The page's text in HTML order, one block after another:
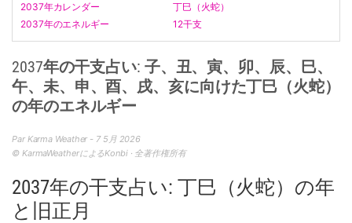
2037年カレンダー
丁巳（火蛇）
2037年のエネルギー
12干支
2037年の干支占い: 子、丑、寅、卯、辰、巳、
午、未、申、酉、戌、亥に向けた丁巳（火蛇）
の年のエネルギー
Par Karma Weather - 7 5月 2026
© KarmaWeatherによるKonbi · 全著作権所有
2037年の干支占い: 丁巳（火蛇）の年
と旧正月